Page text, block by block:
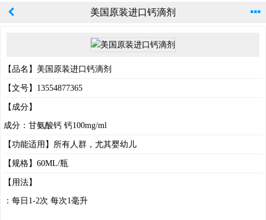
美国原装进口钙滴剂
【品名】美国原装进口钙滴剂
【文号】13554877365
【成分】
成分：甘氨酸钙 钙100mg/ml
【功能适用】所有人群，尤其婴幼儿
【规格】60ML/瓶
【用法】
：每日1-2次 每次1毫升